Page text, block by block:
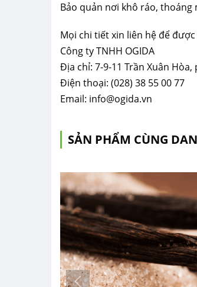
Bảo quản nơi khô ráo,
Mọi chi tiết xin liên hệ để
Công ty TNHH OGIDA
Địa chỉ: 7-9-11 Trần Xuân Hòa,
Điện thoại: (028) 38 55 00 77
Email: info@ogida.vn
SẢN PHẨM CÙNG